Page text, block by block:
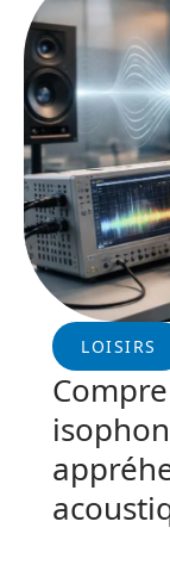
LOISIRS